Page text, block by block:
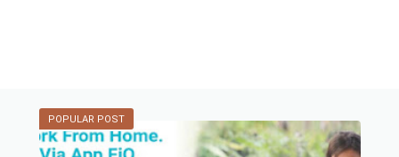
POPULAR POST